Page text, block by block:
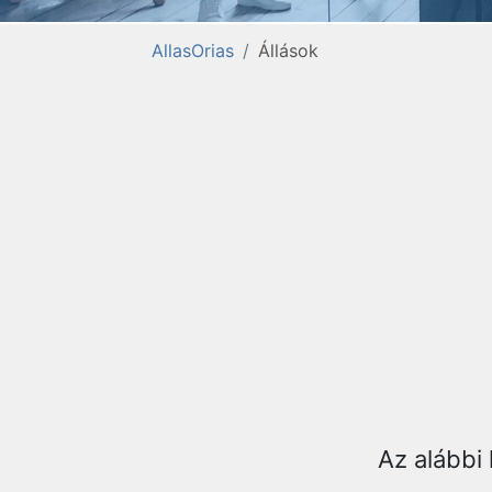
AllasOrias Állások
Az alábbi